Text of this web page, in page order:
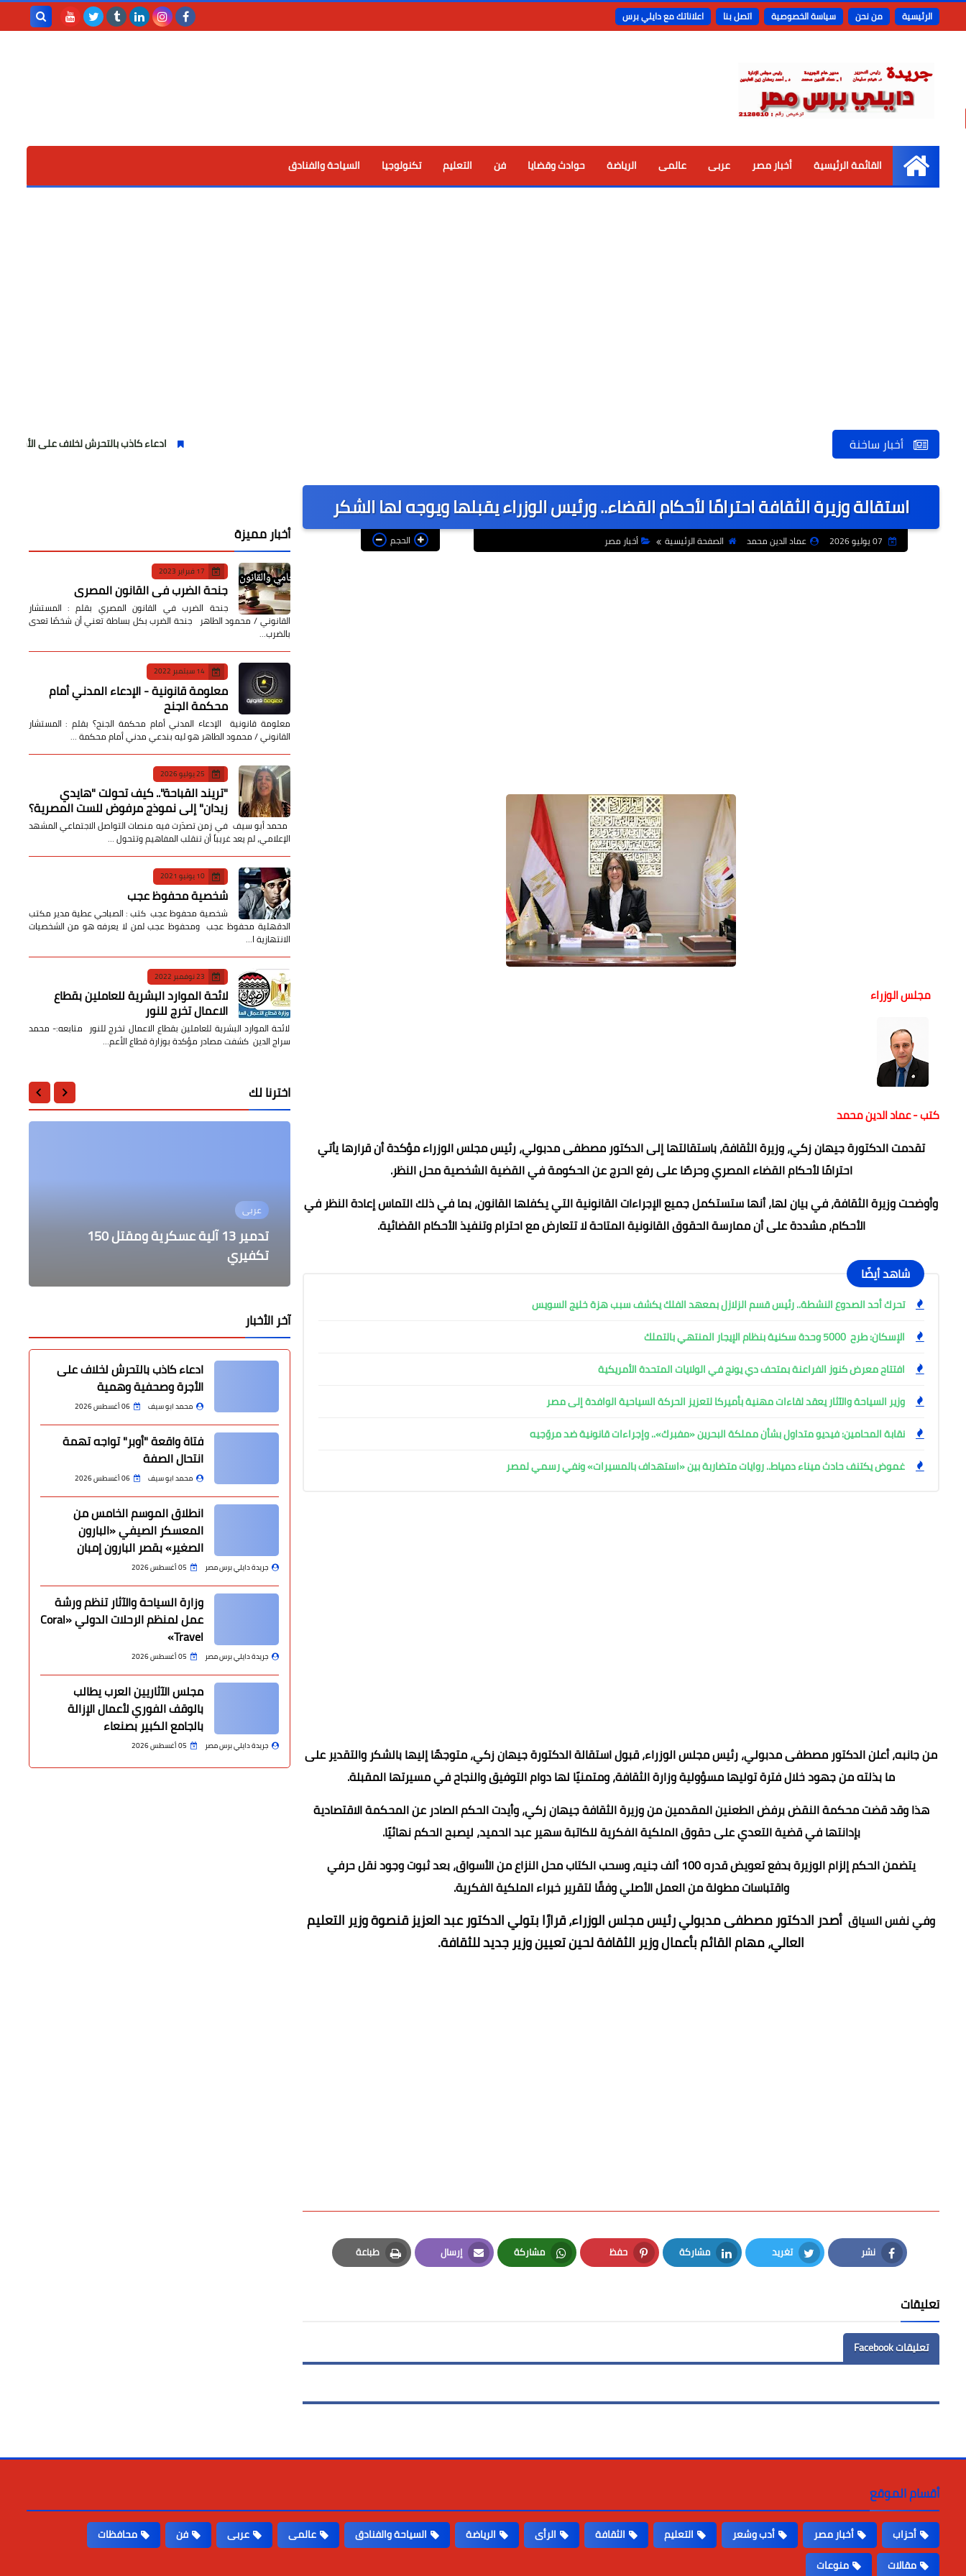
الرئيسية من نحن سياسة الخصوصية اتصل بنا اعلاناتك مع دايلي برس
الرئيسية
القائمة الرئيسية أخبار مصر عربى عالمى الرياضة حوادث وقضايا فن التعليم تكنولوجيا السياحة والفنادق
أخبار ساخنة ادعاء كاذب بالتحرش لخلاف على الأجرة وصحفية
استقالة وزيرة الثقافة احترامًا لأحكام القضاء.. ورئيس الوزراء يقبلها ويوجه لها الشكر
عماد الدين محمد الصفحة الرئيسية أخبار مصر الحجم
مجلس الوزراء
كتب - عماد الدين محمد
تقدمت الدكتورة جيهان زكي، وزيرة الثقافة، باستقالتها إلى الدكتور مصطفى مدبولي، رئيس مجلس الوزراء مؤكدة أن قرارها يأتي
احترامًا لأحكام القضاء المصري وحرصًا على رفع الحرج عن الحكومة في القضية الشخصية محل النظر.
وأوضحت وزيرة الثقافة، في بيان لها، أنها ستستكمل جميع الإجراءات القانونية التي يكفلها القانون، بما في ذلك التماس إعادة النظر في
الأحكام، مشددة على أن ممارسة الحقوق القانونية المتاحة لا تتعارض مع احترام وتنفيذ الأحكام القضائية.
شاهد أيضًا
تحرك أحد الصدوع النشطة.. رئيس قسم الزلازل بمعهد الفلك يكشف سبب هزة خليج السويس
الإسكان: طرح 5000 وحدة سكنية بنظام الإيجار المنتهي بالتملك
افتتاح معرض كنوز الفراعنة بمتحف دي يونج في الولايات المتحدة الأمريكية
وزير السياحة والآثار يعقد لقاءات مهنية بأميركا لتعزيز الحركة السياحية الوافدة إلى مصر
نقابة المحامين: فيديو متداول بشأن مملكة البحرين «مفبرك».. وإجراءات قانونية ضد مروّجيه
غموض يكتنف حادث ميناء دمياط.. روايات متضاربة بين «استهداف بالمسيرات» ونفي رسمي لمصر
من جانبه، أعلن الدكتور مصطفى مدبولي، رئيس مجلس الوزراء، قبول استقالة الدكتورة جيهان زكي، متوجهًا إليها بالشكر والتقدير على
ما بذلته من جهود خلال فترة توليها مسؤولية وزارة الثقافة، ومتمنيًا لها دوام التوفيق والنجاح في مسيرتها المقبلة.
هذا وقد قضت محكمة النقض برفض الطعنين المقدمين من وزيرة الثقافة جيهان زكي، وأيدت الحكم الصادر عن المحكمة الاقتصادية
بإدانتها في قضية التعدي على حقوق الملكية الفكرية للكاتبة سهير عبد الحميد، ليصبح الحكم نهائيًا.
يتضمن الحكم إلزام الوزيرة بدفع تعويض قدره 100 ألف جنيه، وسحب الكتاب محل النزاع من الأسواق، بعد ثبوت وجود نقل حرفي
واقتباسات مطولة من العمل الأصلي وفقًا لتقرير خبراء الملكية الفكرية.
وفي نفس السياق أصدر الدكتور مصطفى مدبولي رئيس مجلس الوزراء، قرارًا بتولي الدكتور عبد العزيز قنصوة وزير التعليم
العالي، مهام القائم بأعمال وزير الثقافة لحين تعيين وزير جديد للثقافة.
نشر
Facebook
تغريد
Twitter
مشاركة
LinkedIn
حفظ
Pinterest
مشاركة
Whatsapp
إرسال
Email
طباعة
Print
تعليقات
تعليقات Facebook
أخبار مميزة
17 فبراير 2023
جنحة الضرب في القانون المصري
جنحة الضرب في القانون المصري بقلم : المستشار
القانوني / محمود الطاهر جنحة الضرب بكل بساطة تعني أن شخصًا تعدى
بالضرب…
14 سبتمبر 2022
معلومة قانونية - الإدعاء المدني أمام
محكمة الجنح
معلومة قانونية الإدعاء المدني أمام محكمة الجنح؟ بقلم : المستشار
القانوني / محمود الطاهر هو ليه بندعي مدني أمام محكمة …
25 يوليو 2026
​"تريند القباحة".. كيف تحولت "هايدي
زيدان" إلى نموذج مرفوض للست المصرية؟
​ محمد أبو سيف ​في زمن تصدّرت فيه منصات التواصل الاجتماعي المشهد
الإعلامي، لم يعد غريباً أن تنقلب المفاهيم وتتحول …
10 يونيو 2021
شخصية محفوظ عجب
شخصية محفوظ عجب كتب : الصباحي عطية مدير مكتب
الدقهلية محفوظ عجب ومحفوظ عجب لمن لا يعرفه هو من الشخصيات
الانتهازية ا…
23 نوفمبر 2022
لائحة الموارد البشرية للعاملين بقطاع
الاعمال تخرج للنور
لائحة الموارد البشرية للعاملين بقطاع الاعمال تخرج للنور متابعه:- محمد
سراج الدين كشفت مصادر مؤكدة بوزارة قطاع الأعم…
اخترنا لك
محمد ابو سيف
19 أكتوبر 2021
عربى
تدمير 13 آلية عسكرية ومقتل 150
تكفيري
محمد ابو سيف
19 أكتوبر 2021
عالمى
واقعة غريبة اعتراف مواطن أمريكي
دعمه لداعش و تمويله لهم
محمد ابو سيف
19 أكتوبر 2021
عالمى
منع سفير فنزويلا من مغادرة بيرو
محمد ابو سيف
19 أكتوبر 2021
عالمى
إعتقال جزائري يشتبه في تورطه بقتل
جمال بن اسماعيل
محمد ابو سيف
19 أكتوبر 2021
عربى
إنقاذ 310 مهاجراً بالهجرة غير الشرعية
بسواحل المغرب
آخر الأخبار
ادعاء كاذب بالتحرش لخلاف على
الأجرة وصحفية وهمية
محمد ابو سيف 06 أغسطس 2026
فتاة واقعة "أوبر" تواجه تهمة
انتحال الصفة
محمد ابو سيف 06 أغسطس 2026
انطلاق الموسم الخامس من
المعسكر الصيفي «البارون
الصغير» بقصر البارون إمبان
جريدة دايلي برس مصر 05 أغسطس 2026
وزارة السياحة والآثار تنظم ورشة
عمل لمنظم الرحلات الدولي «Coral
Travel»
جريدة دايلي برس مصر 05 أغسطس 2026
مجلس الآثاريين العرب يطالب
بالوقف الفوري لأعمال الإزالة
بالجامع الكبير بصنعاء
جريدة دايلي برس مصر 05 أغسطس 2026
أقسام الموقع
أحزاب أخبار مصر أدب وشعر التعليم الثقافة الرأى الرياضة السياحة والفنادق عالمى عربى فن
محافظات
مقالات
منوعات